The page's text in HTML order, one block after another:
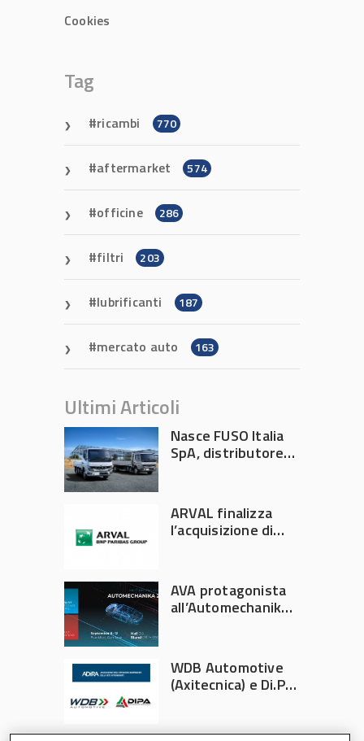
Cookies
Tag
ricambi 770
aftermarket 574
officine 286
filtri 203
lubrificanti 187
mercato auto 163
Ultimi Articoli
Nasce FUSO Italia
SpA, distributore
ARVAL finalizza
l’acquisizione di
AVA protagonista
all’Automechanika
WDB Automotive
(Axitecnica) e Di.Pa.